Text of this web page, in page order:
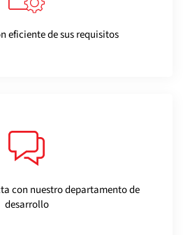
eficiente de sus requisitos
con nuestro departamento de
desarrollo